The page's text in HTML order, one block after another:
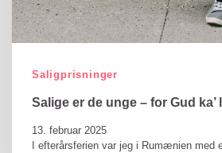
Saligprisninger
Salige er de unge – for Gud ka’
13. februar 2025
I efterårsferien var jeg i Rumænien med